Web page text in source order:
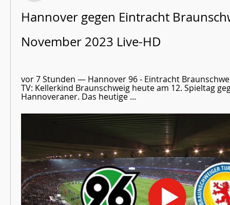
Hannover gegen Eintracht
November 2023 Live-HD
vor 7 Stunden — Hannover 96 - Eintracht
TV: Kellerkind Braunschweig heute am 12. Spieltag
Hannoveraner. Das heutige ...